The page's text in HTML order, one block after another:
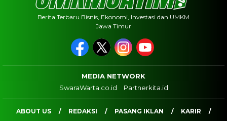
Berita Terbaru Bisnis, Ekonomi, Investasi dan UMKM
Jawa Timur
MEDIA NETWORK
SwaraWarta.co.id
Partnerkita.id
ABOUT US REDAKSI PASANG IKLAN KARIR